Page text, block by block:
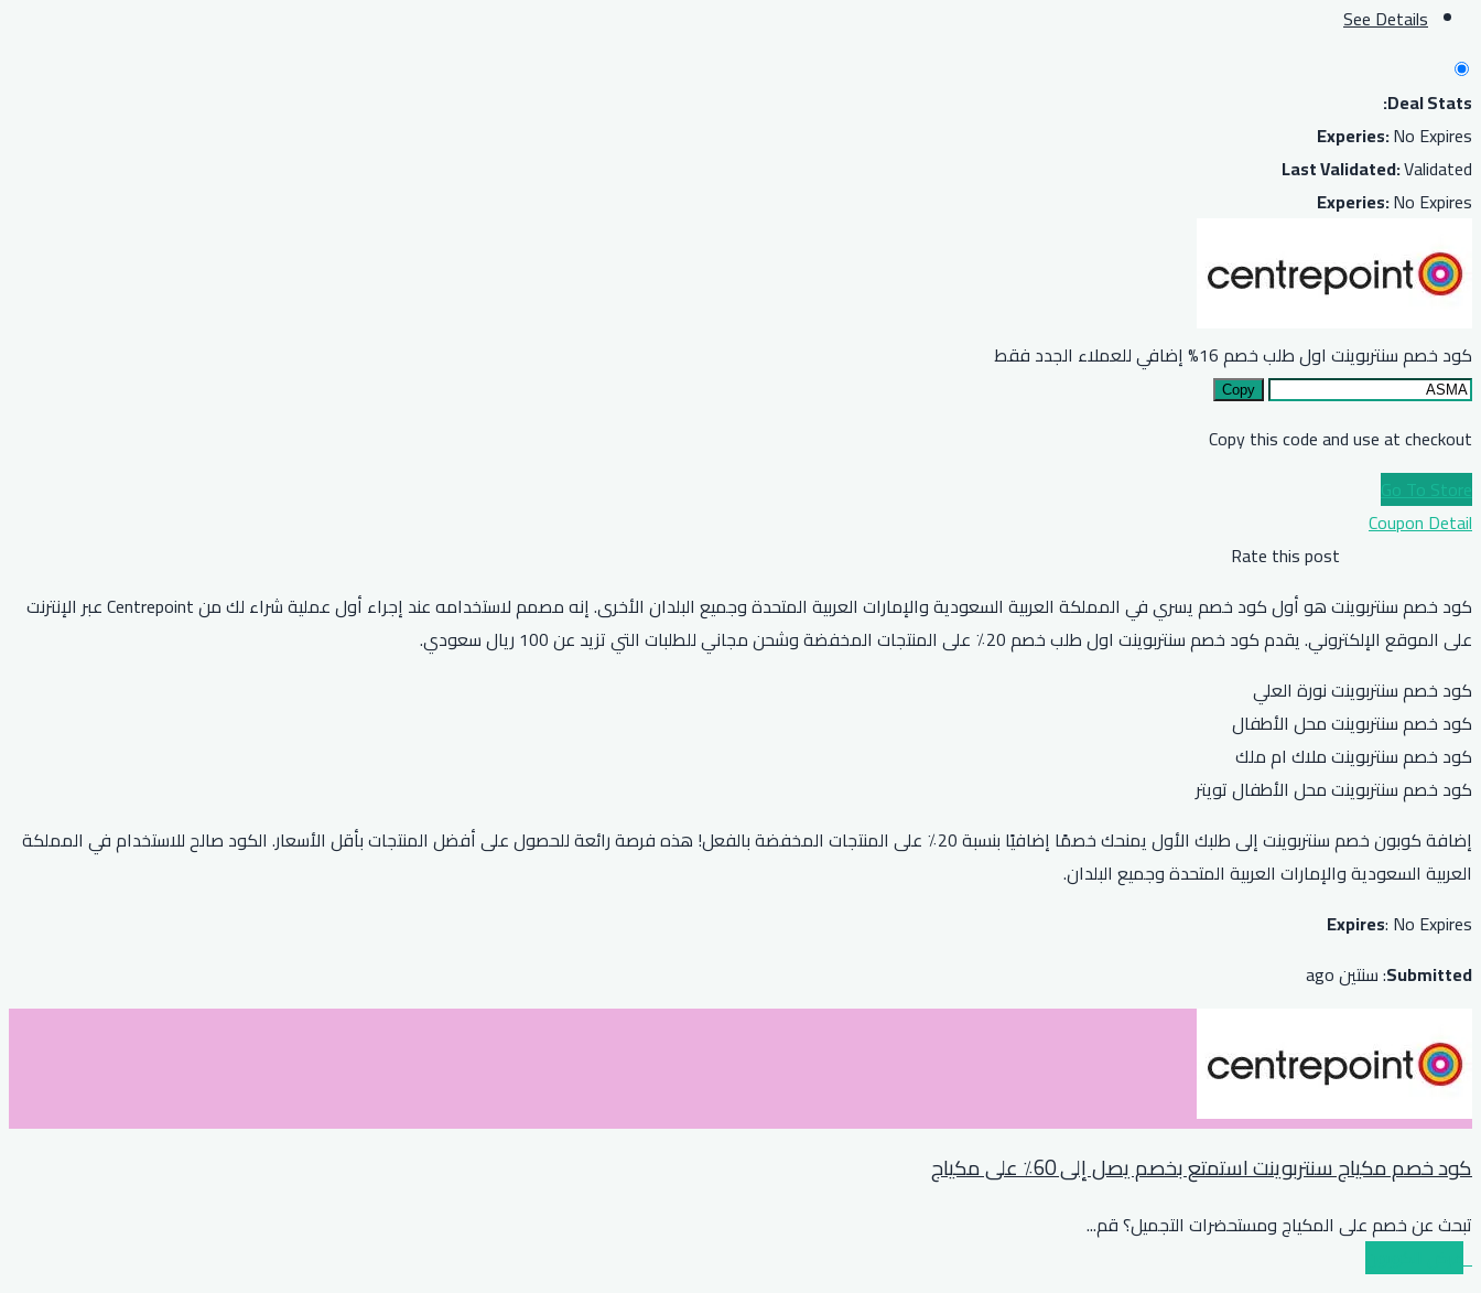
See Details
Deal Stats:
Experies:No Expires
Last Validated:Validated
Experies:No Expires
كود خصم سنتربوينت اول طلب خصم 16% إضافي للعملاء الجدد فقط
Copy
Copy this code and use at checkout
Go To Store
Coupon Detail
Rate this post
كود خصم سنتربوينت هو أول كود خصم يسري في المملكة العربية السعودية والإمارات العربية المتحدة وجميع البلدان الأخرى. إنه مصمم لاستخدامه عند إجراء أول عملية شراء لك من Centrepoint عبر الإنترنت
على الموقع الإلكتروني. يقدم كود خصم سنتربوينت اول طلب خصم 20٪ على المنتجات المخفضة وشحن مجاني للطلبات التي تزيد عن 100 ريال سعودي.
كود خصم سنتربوينت نورة العلي
كود خصم سنتربوينت محل الأطفال
كود خصم سنتربوينت ملاك ام ملك
كود خصم سنتربوينت محل الأطفال تويتر
إضافة كوبون خصم سنتربوينت إلى طلبك الأول يمنحك خصمًا إضافيًا بنسبة 20٪ على المنتجات المخفضة بالفعل! هذه فرصة رائعة للحصول على أفضل المنتجات بأقل الأسعار. الكود صالح للاستخدام في المملكة
العربية السعودية والإمارات العربية المتحدة وجميع البلدان.
Expires: No Expires
Submitted: سنتين ago
كود خصم مكياج سنتربوينت استمتع بخصم يصل إلى 60٪ على مكياج
تبحث عن خصم على المكياج ومستحضرات التجميل؟ قم...